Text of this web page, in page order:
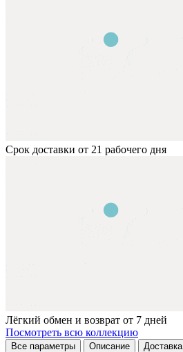
Срок доставки от 21 рабочего дня
Лёгкий обмен и возврат от 7 дней
Посмотреть всю коллекцию
Все параметры Описание Доставка